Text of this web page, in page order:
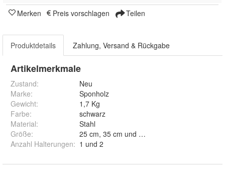
Merken Preis vorschlagen Teilen
Produktdetails Zahlung, Versand & Rückgabe
Artikelmerkmale
Zustand:
Neu
Marke:
Sponholz
Gewicht:
1,7 Kg
Farbe:
schwarz
Material:
Stahl
Größe:
25 cm, 35 cm und 45 cm
Anzahl Halterungen: 1 und 2